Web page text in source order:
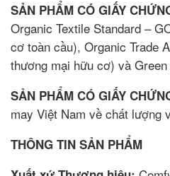
SẢN PHẨM CÓ GIẤY
Organic Textile Standard –
cơ toàn cầu), Organic Trade
thương mại hữu cơ) và
SẢN PHẨM CÓ GIẤY
may Việt Nam về chất lượng
THÔNG TIN SẢN PHẨM